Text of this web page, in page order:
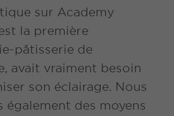
sur Academy
la première
pâtisserie de
avait vraiment besoin
son éclairage. Nous
également des moyens